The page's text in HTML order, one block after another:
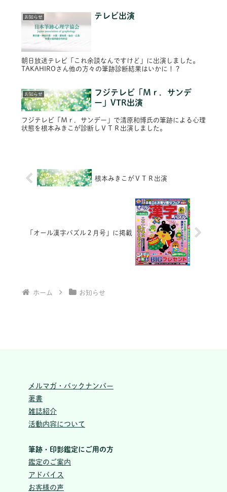
お知らせ テレビ出演
朝日放送テレビ「これ余談なんですけど」に出演しました。
TAKAHIROさん他の方々の筆跡診断結果はいかに！？
お知らせ
フジテレビ「Ｍｒ．サンデ
ー」VTR出演
フジテレビ「Ｍｒ．サンデー」で清原和博氏の筆跡による心理
状態を根本みきこが診断しＶＴＲ出演しました。
根本みきこがＶＴＲ出演
「オール漢字パズル２月号」に掲載
ホーム お知らせ
メルマガ・バックナンバー
著書
雑誌紹介
活動内容について
筆跡・印影鑑定にご用の方
鑑定のご案内
アドバイス
お客様の声